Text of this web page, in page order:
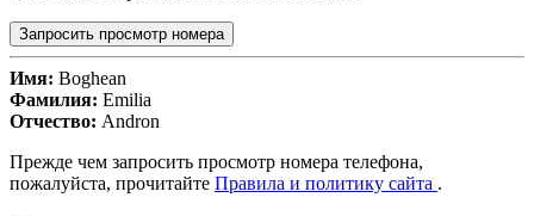
Запросить просмотр номера
Имя: Boghean
Фамилия: Emilia
Отчество: Andron
Прежде чем запросить просмотр номера телефона,
пожалуйста, прочитайте Правила и политику сайта .